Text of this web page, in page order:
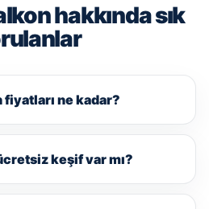
hakkında sık
fiyatları ne kadar?
keşif var mı?